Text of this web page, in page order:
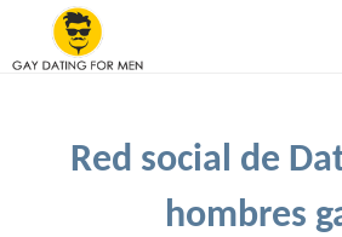
Red social de
hombres